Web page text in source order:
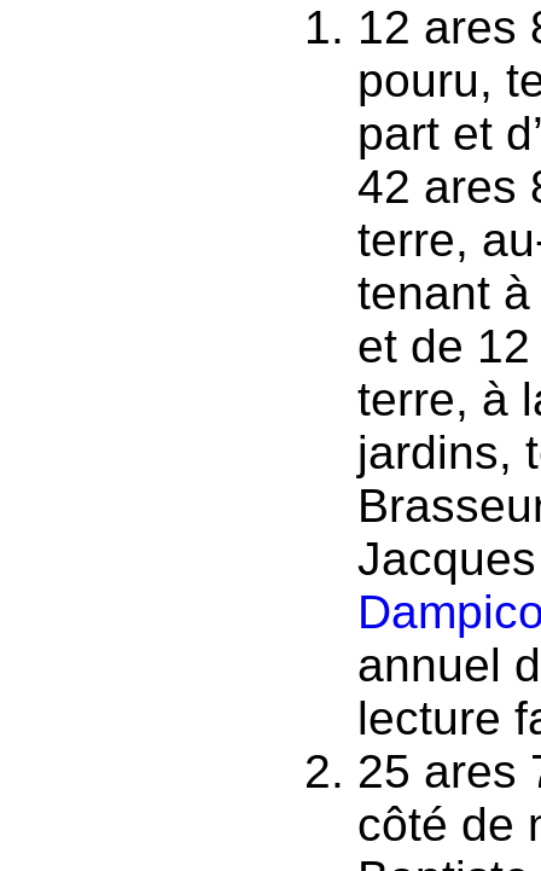
12 ares
pouru,
part et
42 ares
terre,
tenant à
et de
terre, à
jardins,
annuel
lecture
25 ares
côté de